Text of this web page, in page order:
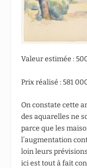
Valeur estimée :
Prix réalisé : 581
On constate cette
des aquarelles ne
parce que les
l’augmentation
loin leurs
ici est tout à fait